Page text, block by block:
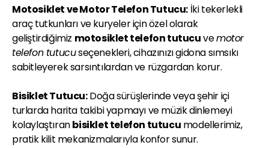
Motosiklet ve Motor Telefon Tutucu: İki tekerlekli
araç tutkunları ve kuryeler için özel olarak
geliştirdiğimiz motosiklet telefon tutucuvemotor
telefon tutucuseçenekleri, cihazınızı gidona sımsıkı
sabitleyerek sarsıntılardan ve rüzgardan korur.
Bisiklet Tutucu:Doğa sürüşlerinde veya şehir içi
turlarda harita takibi yapmayı ve müzik dinlemeyi
kolaylaştıranbisiklet telefon tutucu modellerimiz,
pratik kilit mekanizmalarıyla konfor sunur.